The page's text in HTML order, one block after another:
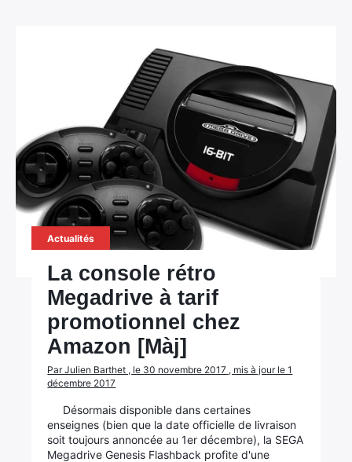
Actualités
La console rétro
Megadrive à tarif
promotionnel chez
Amazon [Màj]
Par Julien Barthet , le 30 novembre 2017 , mis à jour le 1
décembre 2017
Désormais disponible dans certaines
enseignes (bien que la date officielle de livraison
soit toujours annoncée au 1er décembre), la SEGA
Megadrive Genesis Flashback profite d'une